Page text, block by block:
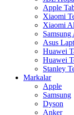
Apple
Xiaomi
Xiaomi
Samsung
Asus
Huawei
Huawei
Stanley
Markalar
Apple
Samsung
Dyson
Anker